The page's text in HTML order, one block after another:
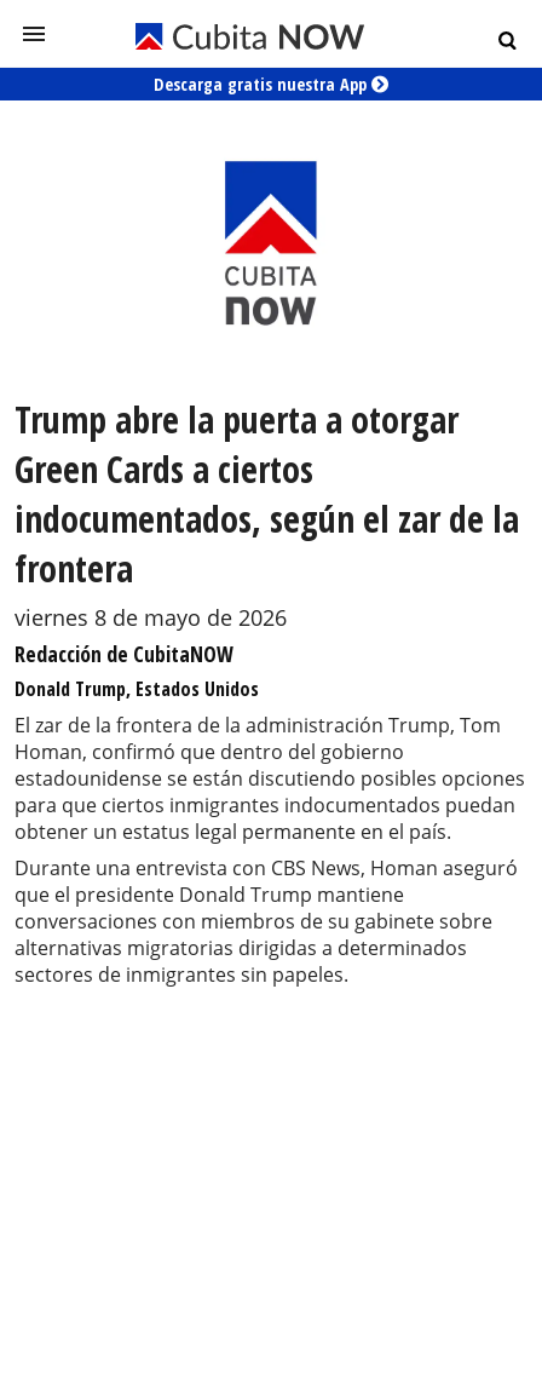
Descarga gratis nuestra App
Trump abre la puerta a otorgar
Green Cards a ciertos
indocumentados, según el zar de la
frontera
viernes 8 de mayo de 2026
Redacción de CubitaNOW
Donald Trump, Estados Unidos
El zar de la frontera de la administración Trump, Tom
Homan, confirmó que dentro del gobierno
estadounidense se están discutiendo posibles opciones
para que ciertos inmigrantes indocumentados puedan
obtener un estatus legal permanente en el país.
Durante una entrevista con CBS News, Homan aseguró
que el presidente Donald Trump mantiene
conversaciones con miembros de su gabinete sobre
alternativas migratorias dirigidas a determinados
sectores de inmigrantes sin papeles.